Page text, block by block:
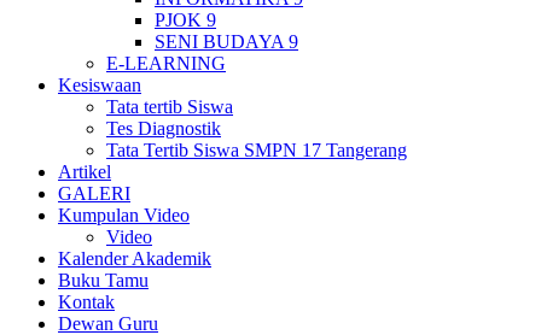
PJOK 9
SENI BUDAYA 9
E-LEARNING
Kesiswaan
Tata tertib Siswa
Tes Diagnostik
Tata Tertib Siswa SMPN 17 Tangerang
Artikel
GALERI
Kumpulan Video
Video
Kalender Akademik
Buku Tamu
Kontak
Dewan Guru